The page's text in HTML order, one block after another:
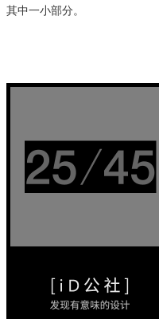
其中一小部分。
设计和
45 岁的
设计